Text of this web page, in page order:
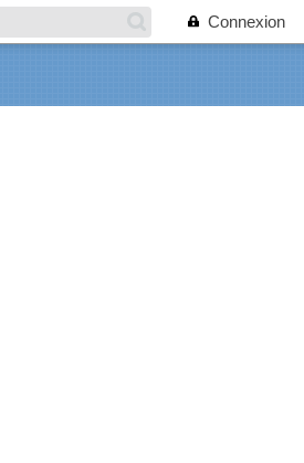
Connexion